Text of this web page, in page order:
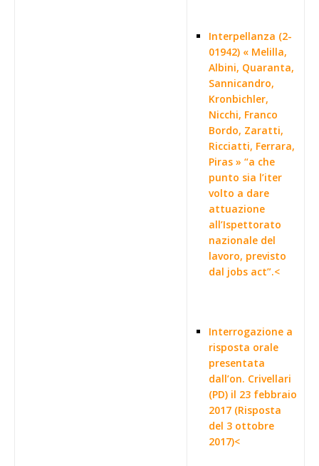
Interpellanza (2-
01942) « Melilla,
Albini, Quaranta,
Sannicandro,
Kronbichler,
Nicchi, Franco
Bordo, Zaratti,
Ricciatti, Ferrara,
Piras » “a che
punto sia l’iter
volto a dare
attuazione
all’Ispettorato
nazionale del
lavoro, previsto
dal jobs act”.<
Interrogazione a
risposta orale
presentata
dall’on. Crivellari
(PD) il 23 febbraio
2017 (Risposta
del 3 ottobre
2017)<